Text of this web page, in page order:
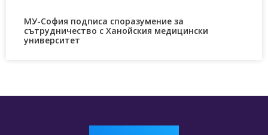
МУ-София подписа споразумение за
сътрудничество с Ханойския медицински
университет